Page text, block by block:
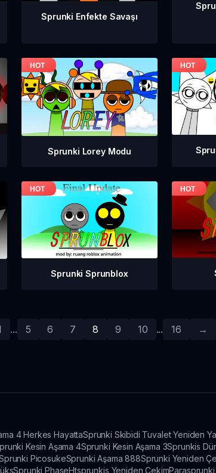
Sprunki Enfekte Savaşı
Sprunki Lorey Modu
Sprunki Sprunblox
... 5 6 7 8 9 10 ... 16 →
4 Herkes HayattaSprunki Skibidi Tuvalet Yeniden
Kesin Aşama 4Sprunki Kesin Aşama 3Sprunkis
PicosukeSprunki Aşama 888Sprunki Yeniden
Sprunki PhaseHtsprunkis Yeniden Çekim